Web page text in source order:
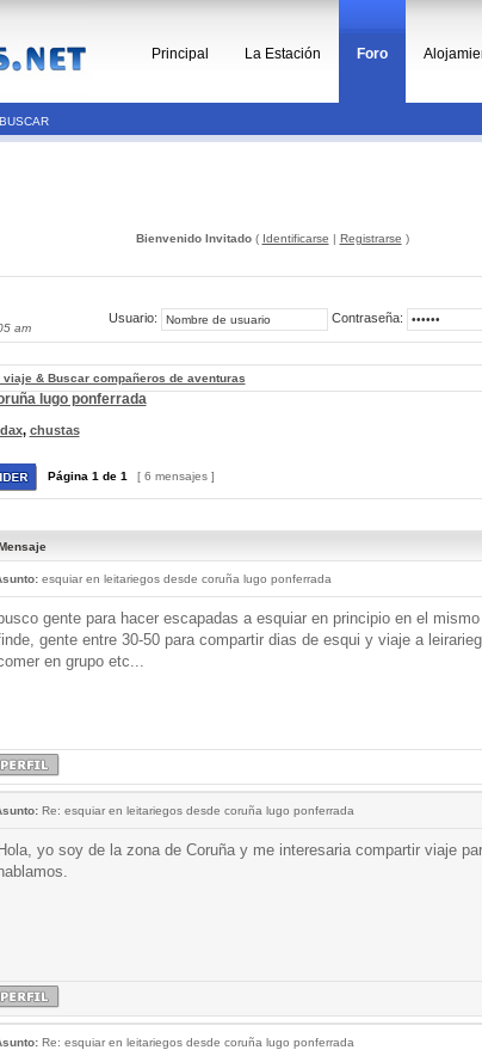
Principal La Estación Foro
BUSCAR
Bienvenido Invitado( Identificarse | Registrarse )
am
Usuario: Contraseña:
viaje & Buscar compañeros de aventuras
lugo ponferrada
, chustas
Página 1 de 1 [ 6 mensajes ]
esquiar en leitariegos desde coruña lugo ponferrada
busco gente para hacer escapadas a esquiar en principio en el
gente entre 30-50 para compartir dias de esqui y viaje a
en grupo etc...
Re: esquiar en leitariegos desde coruña lugo ponferrada
Hola, yo soy de la zona de Coruña y me interesaria compartir viaje
hablamos.
Re: esquiar en leitariegos desde coruña lugo ponferrada